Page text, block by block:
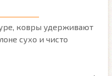
ковры удерживают
сухо и чисто